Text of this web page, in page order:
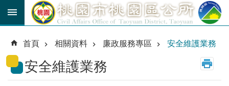
跳到主要內容區塊
育
貼
公
首頁 相關資料 廉政服務專區 安全維護業務
安全維護業務